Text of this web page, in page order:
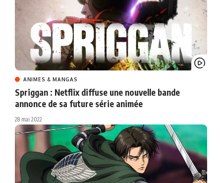
ANIMES & MANGAS
Spriggan : Netflix diffuse une nouvelle bande
annonce de sa future série animée
28 mai 2022